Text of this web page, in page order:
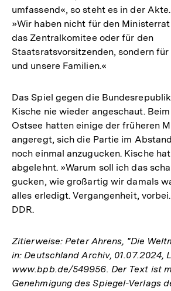
umfassend«, so steht es in der
»Wir haben nicht für den
das Zentralkomitee oder für den
Staatsratsvorsitzenden, sondern für
und unsere Familien.«
Das Spiel gegen die
Kische nie wieder angeschaut.
Ostsee hatten einige der früheren
angeregt, sich die Partie im
noch einmal anzugucken. Kische
abgelehnt. »Warum soll ich das
gucken, wie großartig wir damals
alles erledigt. Vergangenheit,
DDR.
Zitierweise: Peter Ahrens, "Die
in: Deutschland Archiv, 01.07.2024,
www.bpb.de/549956. Der Text ist
Genehmigung des Spiegel-Verlags